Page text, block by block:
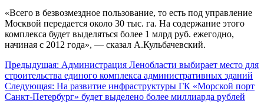
«Всего в безвозмездное пользование, то есть под управление
Москвой передается около 30 тыс. га. На содержание этого
комплекса будет выделяться более 1 млрд руб. ежегодно,
начиная с 2012 года», — сказал А.Кульбачевский.
Навигация
по
записям
Предыдущая: Администрация Ленобласти выбирает место для
строительства единого комплекса административных зданий
Следующая: На развитие инфраструктуры ГК «Морской порт
Санкт-Петербург» будет выделено более миллиарда рублей